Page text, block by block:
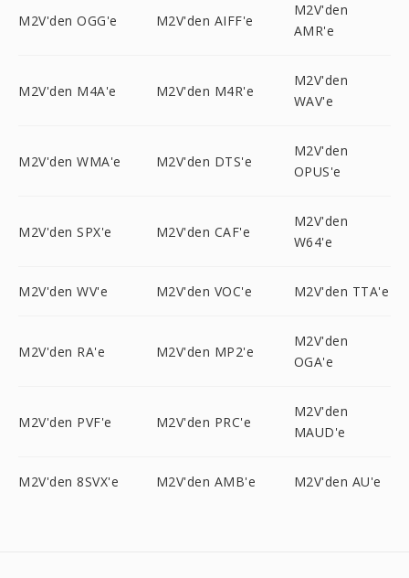
M2V'den OGG'e M2V'den AIFF'e
M2V'den
AMR'e
M2V'den M4A'e M2V'den M4R'e
M2V'den
WAV'e
M2V'den WMA'e M2V'den DTS'e
M2V'den
OPUS'e
M2V'den SPX'e M2V'den CAF'e
M2V'den
W64'e
M2V'den WV'e M2V'den VOC'e M2V'den TTA'e
M2V'den RA'e M2V'den MP2'e
M2V'den
OGA'e
M2V'den PVF'e M2V'den PRC'e
M2V'den
MAUD'e
M2V'den 8SVX'e M2V'den AMB'e M2V'den AU'e